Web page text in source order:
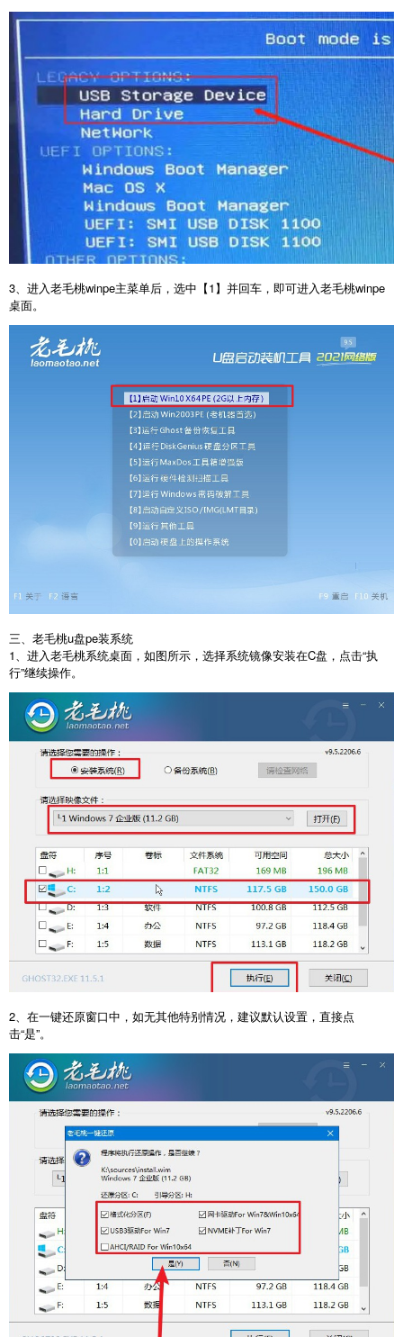
3、进入老毛桃winpe主菜单后，选中【1】并回车，即可进入老毛桃winpe
桌面。
三、老毛桃u盘pe装系统
1、进入老毛桃系统桌面，如图所示，选择系统镜像安装在C盘，点击“执
行”继续操作。
2、在一键还原窗口中，如无其他特别情况，建议默认设置，直接点
击“是”。